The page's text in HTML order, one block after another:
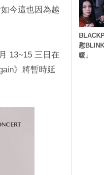
今這也因為越
13~15 三日在
》將暫時延
慰
暖」